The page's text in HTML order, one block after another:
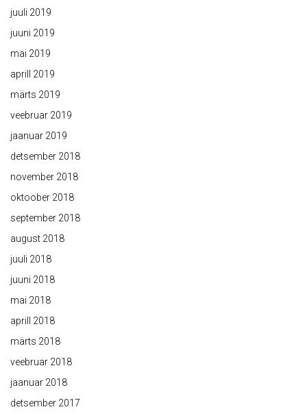
juuli 2019
juuni 2019
mai 2019
aprill 2019
märts 2019
veebruar 2019
jaanuar 2019
detsember 2018
november 2018
oktoober 2018
september 2018
august 2018
juuli 2018
juuni 2018
mai 2018
aprill 2018
märts 2018
veebruar 2018
jaanuar 2018
detsember 2017